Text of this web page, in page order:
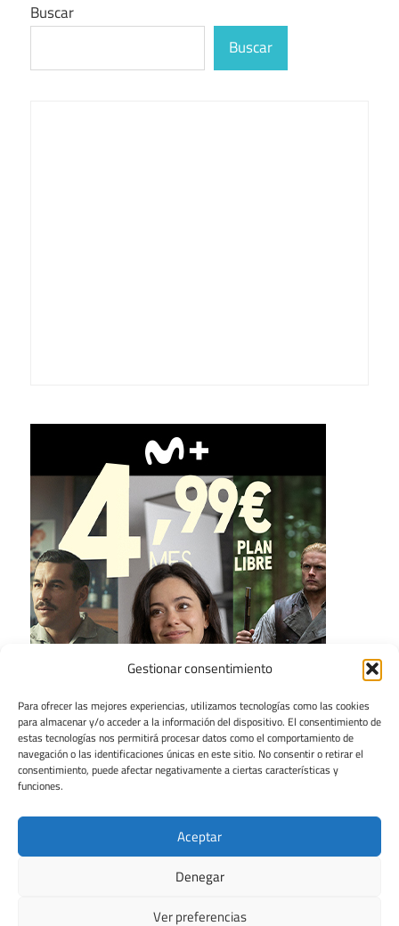
Gestionar consentimiento
Para ofrecer las mejores experiencias, utilizamos tecnologías como las cookies
para almacenar y/o acceder a la información del dispositivo. El consentimiento de
estas tecnologías nos permitirá procesar datos como el comportamiento de
navegación o las identificaciones únicas en este sitio. No consentir o retirar el
consentimiento, puede afectar negativamente a ciertas características y
funciones.
Aceptar
Denegar
Ver preferencias
Buscar
Buscar